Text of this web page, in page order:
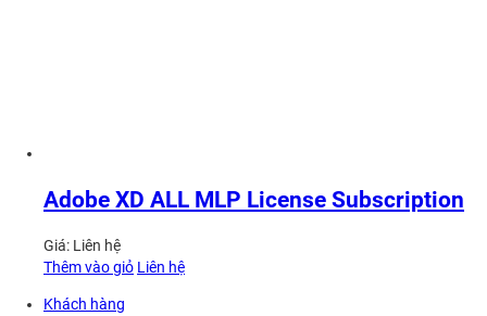
Adobe XD ALL MLP License Subscription
Giá: Liên hệ
Thêm vào giỏ Liên hệ
Khách hàng